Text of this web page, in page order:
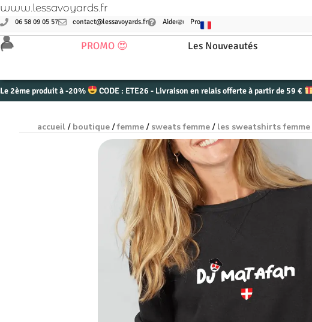
www.lessavoyards.fr
06 58 09 05 57 contact@lessavoyards.fr Aide Pro
PROMO 😍 Les Nouveautés
Le 2ème produit à -20% CODE : ETE26 - Livraison en relais offerte à partir de 59 €
accueil / boutique /femme / sweats femme / les sweatshirts femme